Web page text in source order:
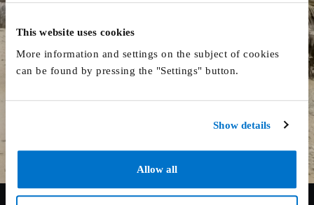
This website uses cookies
More information and settings on the subject of cookies
can be found by pressing the "Settings" button.
Show details
Allow all
5.8/10 2014 96 min Doku